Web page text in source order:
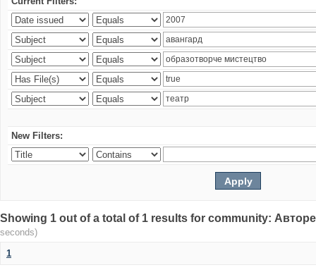
New Filters:
Showing 1 out of a total of 1 results for community:
seconds)
1